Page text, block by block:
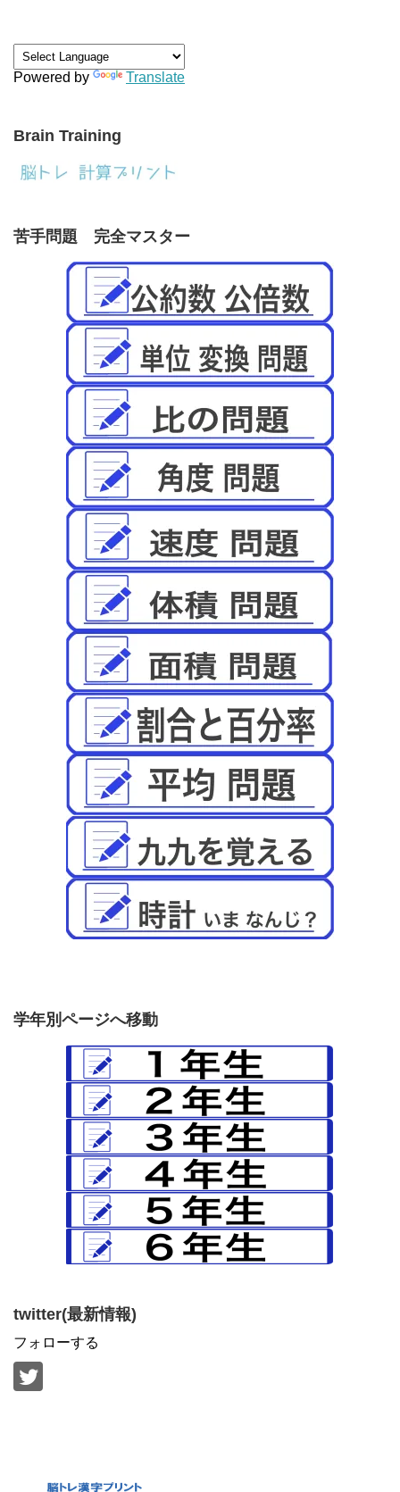
Powered by Translate
Brain Training
苦手問題 完全マスター
学年別ページへ移動
twitter(最新情報)
フォローする